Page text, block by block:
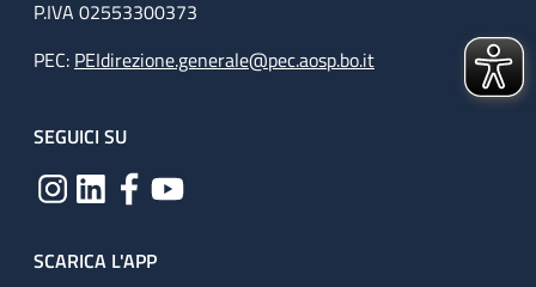
P.IVA 02553300373
PEC: PEIdirezione.generale@pec.aosp.bo.it
SEGUICI SU
SCARICA L'APP